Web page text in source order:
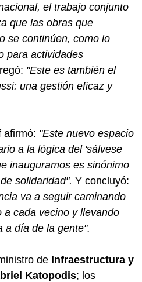
el trabajo conjunto
que las obras que
se continúen, como lo
para actividades
"Este es también el
una gestión eficaz y
afirmó: "Este nuevo espacio
a la lógica del 'sálvese
inauguramos es sinónimo
solidaridad". Y concluyó:
va a seguir caminando
a cada vecino y llevando
a día de la gente".
de Infraestructura y
Katopodis; los